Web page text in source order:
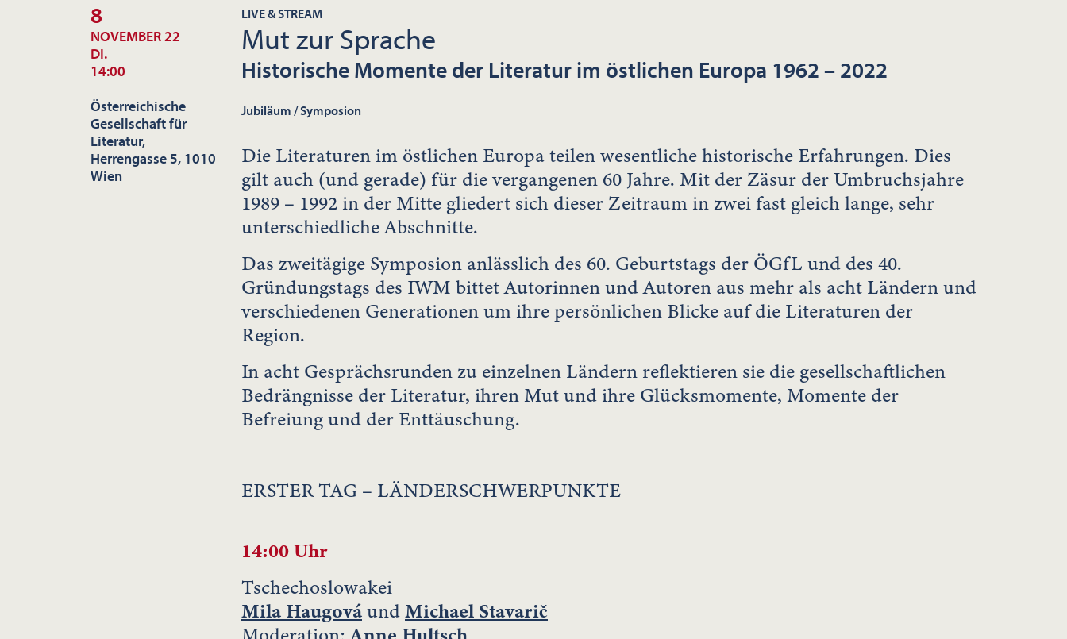
8
NOVEMBER 22
DI.
14:00
Österreichische
Gesellschaft für
Literatur,
Herrengasse 5, 1010
Wien
LIVE & STREAM
Mut zur Sprache
Historische Momente der Literatur im östlichen Europa 1962 – 2022
Jubiläum / Symposion
Die Literaturen im östlichen Europa teilen wesentliche historische Erfahrungen. Dies
gilt auch (und gerade) für die vergangenen 60 Jahre. Mit der Zäsur der Umbruchsjahre
1989 – 1992 in der Mitte gliedert sich dieser Zeitraum in zwei fast gleich lange, sehr
unterschiedliche Abschnitte.
Das zweitägige Symposion anlässlich des 60. Geburtstags der ÖGfL und des 40.
Gründungstags des IWM bittet Autorinnen und Autoren aus mehr als acht Ländern und
verschiedenen Generationen um ihre persönlichen Blicke auf die Literaturen der
Region.
In acht Gesprächsrunden zu einzelnen Ländern reflektieren sie die gesellschaftlichen
Bedrängnisse der Literatur, ihren Mut und ihre Glücksmomente, Momente der
Befreiung und der Enttäuschung.
ERSTER TAG – LÄNDERSCHWERPUNKTE
14:00 Uhr
Tschechoslowakei
Mila HaugováundMichael Stavarič